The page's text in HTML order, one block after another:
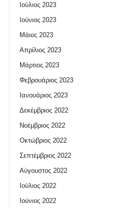
Ιούλιος 2023
Ιούνιος 2023
Μάιος 2023
Απρίλιος 2023
Μάρτιος 2023
Φεβρουάριος 2023
Ιανουάριος 2023
Δεκέμβριος 2022
Νοέμβριος 2022
Οκτώβριος 2022
Σεπτέμβριος 2022
Αύγουστος 2022
Ιούλιος 2022
Ιούνιος 2022